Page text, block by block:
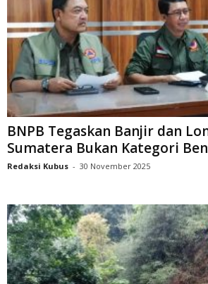
BNPB Tegaskan Banjir dan
Sumatera Bukan Kategori
Redaksi Kubus - 30 November 2025